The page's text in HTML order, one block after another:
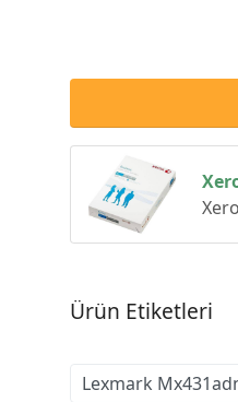
Ürün Etiketleri
Lexmark